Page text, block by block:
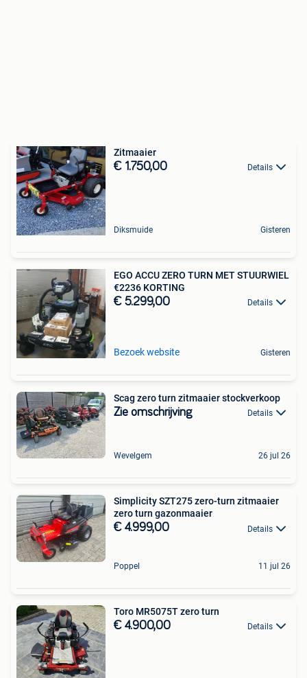
Zitmaaier
€ 1.750,00 Details
Diksmuide Gisteren
EGO ACCU ZERO TURN MET STUURWIEL
€2236 KORTING
€ 5.299,00 Details
Bezoek website Gisteren
Scag zero turn zitmaaier stockverkoop
Zie omschrijving Details
Wevelgem 26 jul 26
Simplicity SZT275 zero-turn zitmaaier
zero turn gazonmaaier
€ 4.999,00 Details
Poppel 11 jul 26
Toro MR5075T zero turn
€ 4.900,00 Details